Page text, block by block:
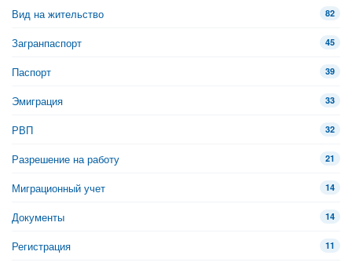
Вид на жительство 82
Загранпаспорт 45
Паспорт 39
Эмиграция 33
РВП 32
Разрешение на работу 21
Миграционный учет 14
Документы 14
Регистрация 11